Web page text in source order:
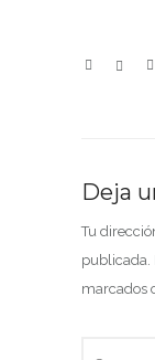
Deja
Tu
publicada.
marcados